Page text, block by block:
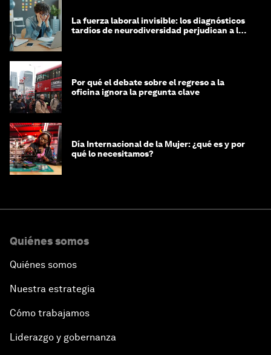
La fuerza laboral invisible: los diagnósticos
tardíos de neurodiversidad perjudican a las
Por qué el debate sobre el regreso a la
oficina ignora la pregunta clave
Día Internacional de la Mujer: ¿qué es y por
qué lo necesitamos?
Quiénes somos
Quiénes somos
Nuestra estrategia
Cómo trabajamos
Liderazgo y gobernanza